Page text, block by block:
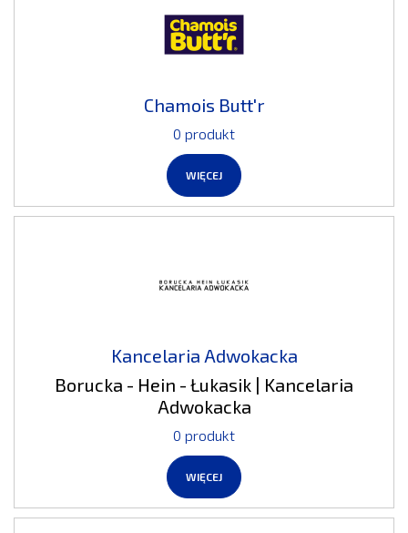
Chamois Butt'r
0 produkt
WIĘCEJ
Kancelaria Adwokacka
Borucka - Hein - Łukasik | Kancelaria
Adwokacka
0 produkt
WIĘCEJ